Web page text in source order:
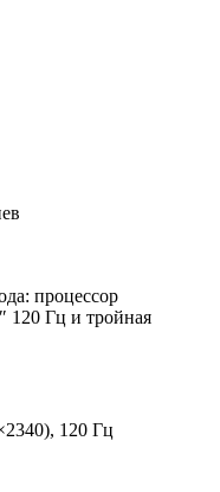
процессор
120 Гц и тройная
120 Гц